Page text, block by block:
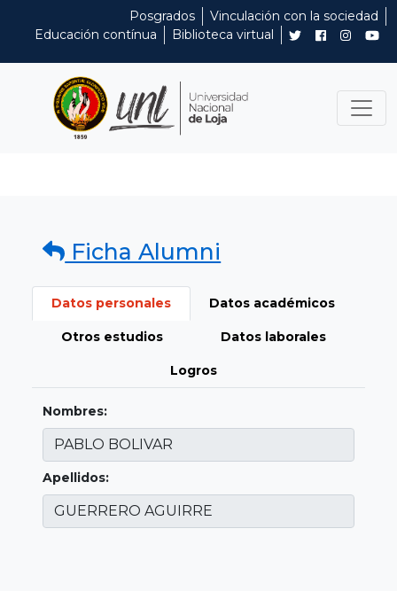
Posgrados
Vinculación con la sociedad
Educación contínua
Biblioteca virtual
Ficha Alumni
Datos personales Datos académicos
Otros estudios Datos laborales
Logros
Nombres:
Apellidos: